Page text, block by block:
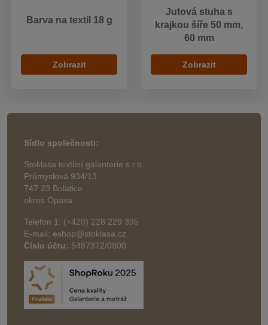
Barva na textil 18 g
Zobrazit
Jutová stuha s
krajkou šíře 50 mm,
60 mm
Zobrazit
Sídlo společnosti:
Stoklasa textilní galanterie s.r.o.
Průmyslová 934/13
747 23 Bolatice
okres Opava
Telefon 1: (+420) 228 229 395
E-mail: eshop@stoklasa.cz
Číslo účtu: 5487372/0800